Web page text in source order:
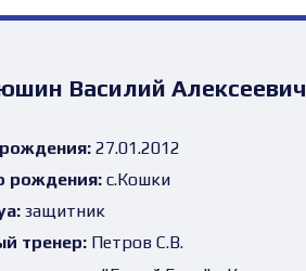
Василий Алексеевич
27.01.2012
рождения:с.Кошки
защитник
тренер:Петров С.В.